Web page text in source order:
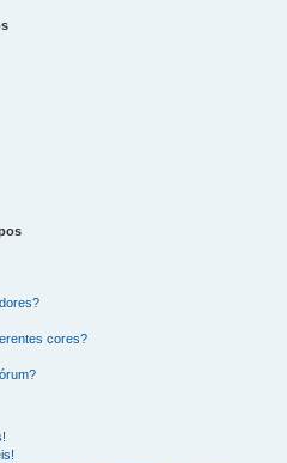
cores?